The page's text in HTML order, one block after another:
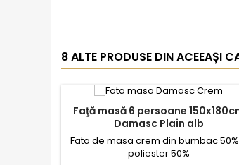
8 ALTE PRODUSE DIN ACEEAȘI
Faţă masă 6 persoane 150x180cm
Damasc Plain alb
Fata de masa crem din bumbac
poliester 50%